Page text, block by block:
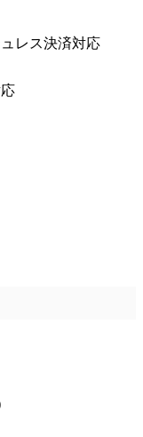
レス決済対応